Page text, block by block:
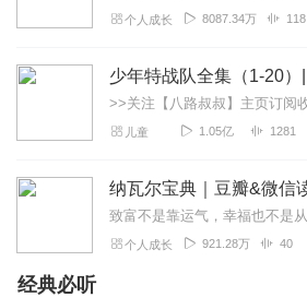
个人成长 8087.34万 118
儿童 1.05亿 1281
个人成长 921.28万 40
经典必听